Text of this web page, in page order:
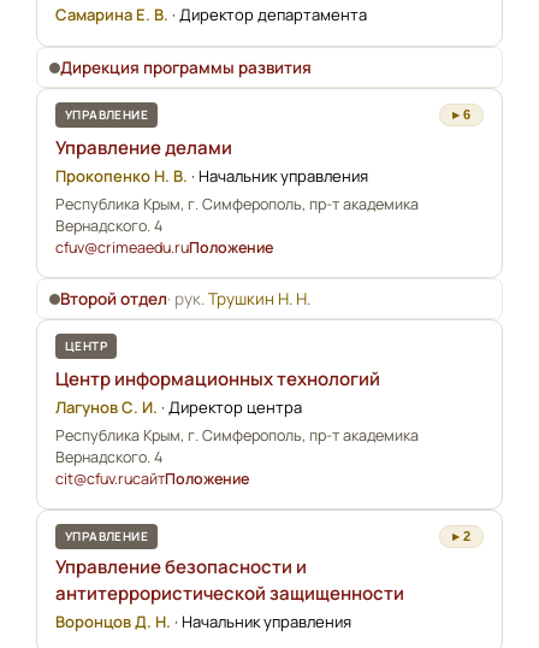
Самарина Е. В. · Директор департамента
Дирекция программы развития
УПРАВЛЕНИЕ ▸ 6
Управление делами
Прокопенко Н. В. · Начальник управления
Республика Крым, г. Симферополь, пр-т академика
Вернадского. 4
cfuv@crimeaedu.ruПоложение
Второй отдел· рук.Трушкин Н. Н.
ЦЕНТР
Центр информационных технологий
Лагунов С. И. · Директор центра
Республика Крым, г. Симферополь, пр-т академика
Вернадского. 4
cit@cfuv.ruсайтПоложение
УПРАВЛЕНИЕ ▸ 2
Управление безопасности и
антитеррористической защищенности
Воронцов Д. Н. · Начальник управления